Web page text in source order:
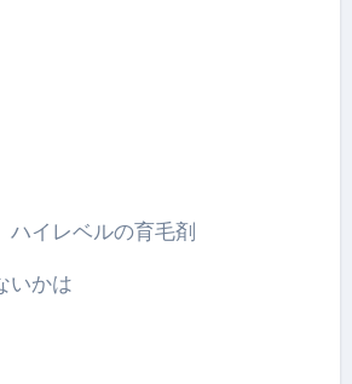
ハイレベルの育毛剤
いかは